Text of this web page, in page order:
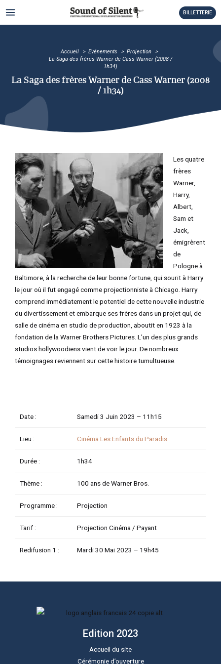
au
MAIN
MENU
BILLETTERIE
Accueil Evénements
Projection
La Saga des frères Warner de Cass Warner (2008 /
1h34)
La Saga des frères Warner de Cass Warner (2008
/ 1h34)
Les quatre
frères
Warner,
Harry,
Albert,
Sam et
Jack,
émigrèrent
de
Pologne à
Baltimore, à la recherche de leur bonne fortune, qui sourit à Harry
le jour où il fut engagé comme projectionniste à Chicago. Harry
comprend immédiatement le potentiel de cette nouvelle industrie
du divertissement et embarque ses frères dans un projet qui, de
salle de cinéma en studio de production, aboutit en 1923 à la
fondation de la Warner Brothers Pictures. L’un des plus grands
studios hollywoodiens vient de voir le jour. De nombreux
témoignages reviennent sur cette histoire tumultueuse.
Date : Samedi 3 Juin 2023 – 11h15
Lieu : Cinéma Les Enfants du Paradis
Durée : 1h34
Thème : 100 ans de Warner Bros.
Programme : Projection
Tarif : Projection Cinéma / Payant
Redifusion 1 : Mardi 30 Mai 2023 – 19h45
Edition 2023
Accueil du site
Cérémonie d’ouverture